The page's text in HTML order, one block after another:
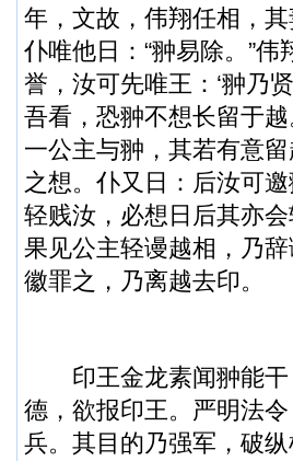
年，文故，伟翔任相，
仆唯他日：“翀易除。”伟
誉，汝可先唯王：‘翀乃
吾看，恐翀不想长留于越
一公主与翀，其若有意
之想。仆又日：后汝可
轻贱汝，必想日后其亦
果见公主轻谩越相，乃
徽罪之，乃离越去印。
印王金龙素闻翀能干
德，欲报印王。严明法
兵。其目的乃强军，破